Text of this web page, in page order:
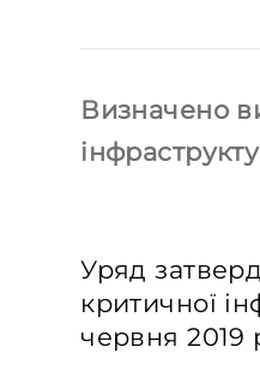
Визначено
Уряд
критичної
червня 2019